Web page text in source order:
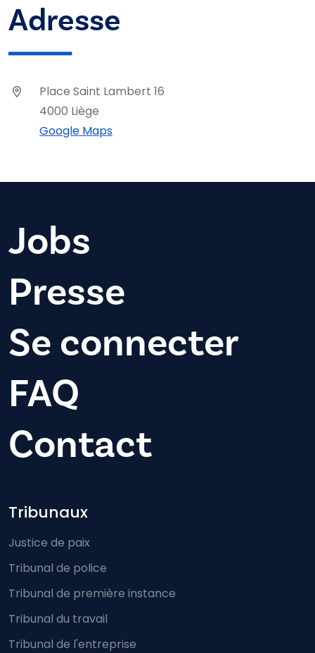
Adresse
Place Saint Lambert 16
4000 Liège
Google Maps
Jobs
Presse
Se connecter
FAQ
Contact
Footer-menu
Tribunaux
Justice de paix
Tribunal de police
Tribunal de première instance
Tribunal du travail
Tribunal de l'entreprise